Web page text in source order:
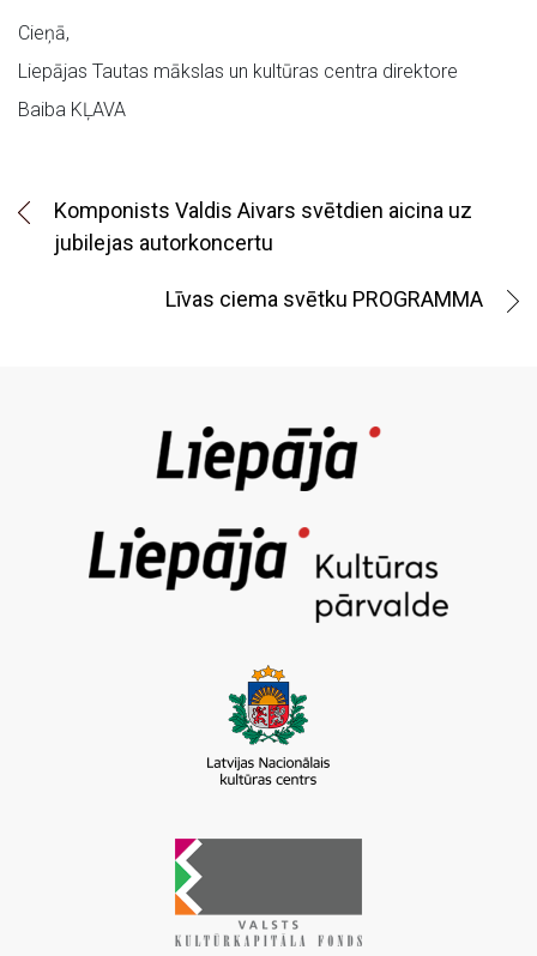
Cieņā,
Liepājas Tautas mākslas un kultūras centra direktore
Baiba KĻAVA
Komponists Valdis Aivars svētdien aicina uz
jubilejas autorkoncertu
Līvas ciema svētku PROGRAMMA